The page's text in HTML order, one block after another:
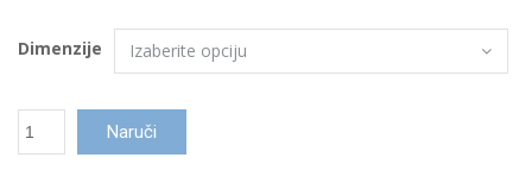
Dimenzije
Lastin
Naruči